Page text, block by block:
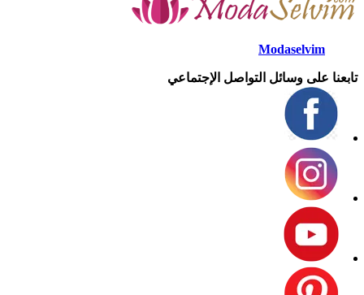
Modaselvim
تابعنا على وسائل التواصل الإجتماعي